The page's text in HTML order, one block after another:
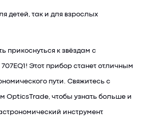
детей, так и для взрослых
прикоснуться к звёздам с
Этот прибор станет отличным
пути. Свяжитесь с
чтобы узнать больше и
инструмент